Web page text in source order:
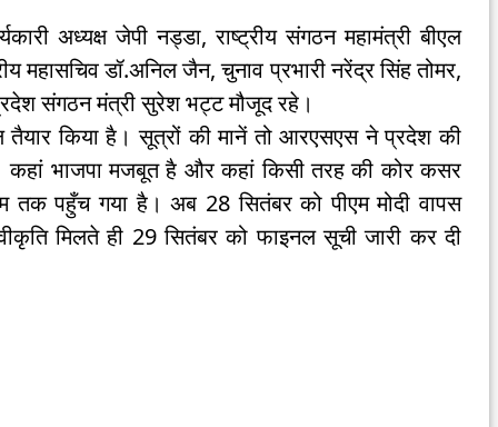
अध्यक्ष जेपी नड्डा, राष्ट्रीय संगठन महामंत्री बीएल
महासचिव डॉ.अनिल जैन, चुनाव प्रभारी नरेंद्र सिंह तोमर,
संगठन मंत्री सुरेश भट्ट मौजूद रहे।
तैयार किया है। सूत्रों की मानें तो आरएसएस ने प्रदेश की
कहां भाजपा मजबूत है और कहां किसी तरह की कोर कसर
पहुँच गया है। अब 28 सितंबर को पीएम मोदी वापस
मिलते ही 29 सितंबर को फाइनल सूची जारी कर दी